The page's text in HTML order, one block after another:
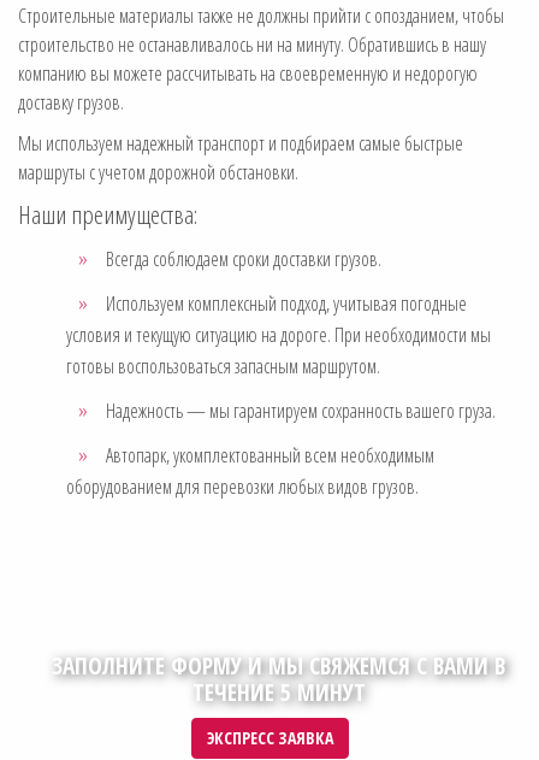
Строительные материалы также не должны прийти с опозданием, чтобы
строительство не останавливалось ни на минуту. Обратившись в нашу
компанию вы можете рассчитывать на своевременную и недорогую
доставку грузов.
Мы используем надежный транспорт и подбираем самые быстрые
маршруты с учетом дорожной обстановки.
Наши преимущества:
Всегда соблюдаем сроки доставки грузов.
Используем комплексный подход, учитывая погодные
условия и текущую ситуацию на дороге. При необходимости мы
готовы воспользоваться запасным маршрутом.
Надежность — мы гарантируем сохранность вашего груза.
Автопарк, укомплектованный всем необходимым
оборудованием для перевозки любых видов грузов.
ЗАПОЛНИТЕ ФОРМУ И МЫ СВЯЖЕМСЯ С ВАМИ В
ТЕЧЕНИЕ 5 МИНУТ
ЭКСПРЕСС ЗАЯВКА